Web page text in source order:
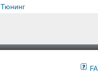
Тюнинг